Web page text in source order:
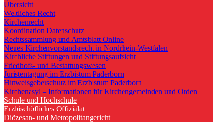
Übersicht
Weltliches Recht
Kirchenrecht
Koordination Datenschutz
Rechtssammlung und Amtsblatt Online
Neues Kirchenvorstandsrecht in Nordrhein-Westfalen
Kirchliche Stiftungen und Stiftungsaufsicht
Friedhofs- und Bestattungswesen
Juristentagung im Erzbistum Paderborn
Hinweisgeberschutz im Erzbistum Paderborn
Kirchenasyl – Informationen für Kirchengemeinden und Orden
Schule und Hochschule
Erzbischöfliches Offizialat
Diözesan- und Metropolitangericht